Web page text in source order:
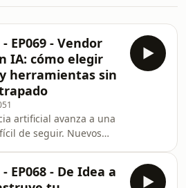
EP069 - Vendor
IA: cómo elegir
herramientas sin
artificial avanza a una
de seguir. Nuevos
puede crear
EP068 - De Idea a